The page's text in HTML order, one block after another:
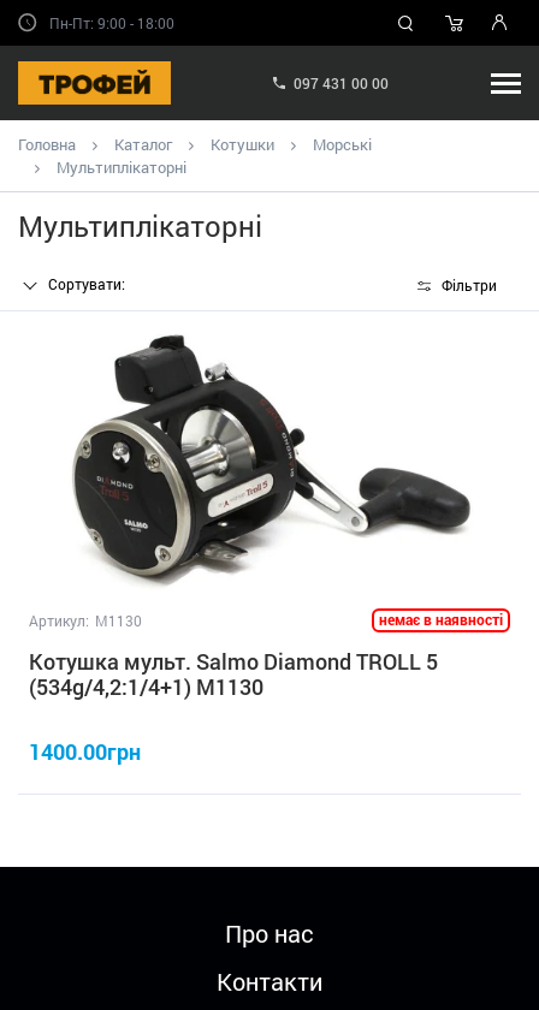
Пн-Пт: 9:00 - 18:00
097 431 00 00
Головна Каталог Котушки
Морські
Мультиплікаторні
Мультиплікаторні
Сортувати: Фільтри
Артикул: M1130 немає в наявності
Котушка мульт. Salmo Diamond TROLL 5
(534g/4,2:1/4+1) M1130
1400.00грн
Про нас
Контакти